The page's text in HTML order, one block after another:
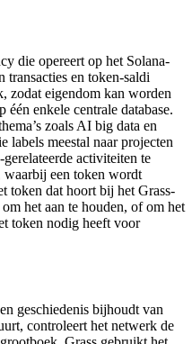
die opereert op het Solana-
en token-saldi
zodat eigendom kan worden
enkele centrale database.
zoals AI big data en
meestal naar projecten
activiteiten te
waarbij een token wordt
token dat hoort bij het Grass-
het aan te houden, of om het
token nodig heeft voor
geschiedenis bijhoudt van
controleert het netwerk de